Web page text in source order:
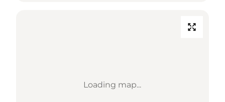
Loading map...